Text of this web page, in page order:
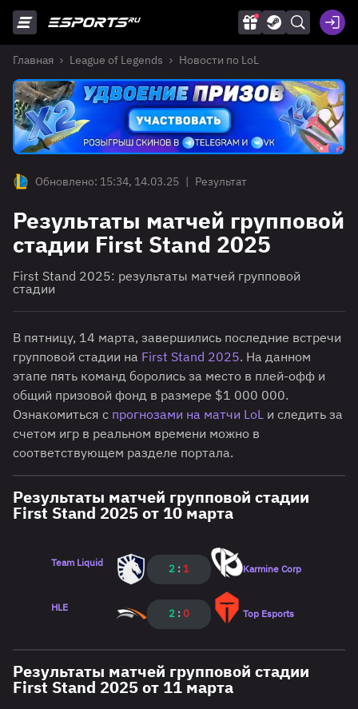
Главная League of Legends Новости по LoL
Обновлено: 15:34, 14.03.25 | Результат
Результаты матчей групповой
стадии First Stand 2025
First Stand 2025: результаты матчей групповой
стадии
В пятницу, 14 марта, завершились последние встречи
групповой стадии на First Stand 2025. На данном
этапе пять команд боролись за место в плей-офф и
общий призовой фонд в размере $1 000 000.
Ознакомиться с прогнозами на матчи LoL и следить за
счетом игр в реальном времени можно в
соответствующем разделе портала.
Результаты матчей групповой стадии
First Stand 2025 от 10 марта
Team Liquid 2 : 1 Karmine Corp
HLE 2 : 0 Top Esports
Результаты матчей групповой стадии
First Stand 2025 от 11 марта